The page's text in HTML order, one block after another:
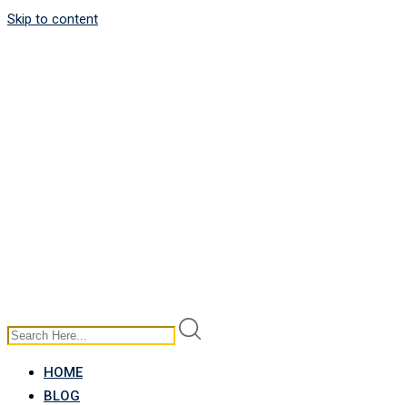
Skip to content
HOME
BLOG